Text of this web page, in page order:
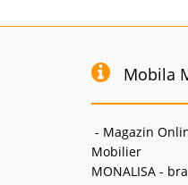
Mobila
- Magazin
Mobilier
MONALISA -